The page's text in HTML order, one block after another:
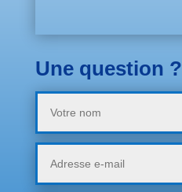
Une question ?